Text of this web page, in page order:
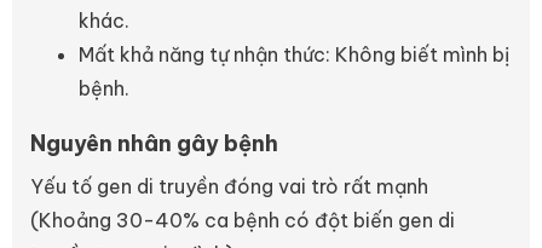
khác.
Mất khả năng tự nhận thức: Không biết mình bị
bệnh.
Nguyên nhân gây bệnh
Yếu tố gen di truyền đóng vai trò rất mạnh
(Khoảng 30-40% ca bệnh có đột biến gen di